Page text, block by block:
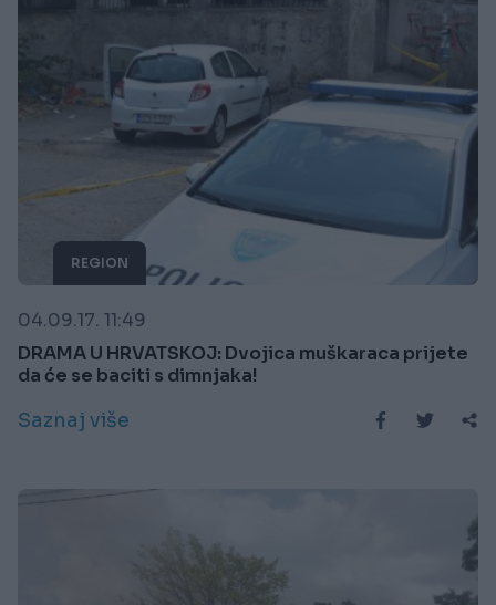
REGION
04.09.17. 11:49
DRAMA U HRVATSKOJ: Dvojica muškaraca prijete
da će se baciti s dimnjaka!
Saznaj više